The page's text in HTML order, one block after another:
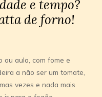
e tempo?
de forno!
ou aula, com fome e
a não ser um tomate,
vezes e nada mais